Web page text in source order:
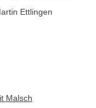
Ettlingen
Malsch